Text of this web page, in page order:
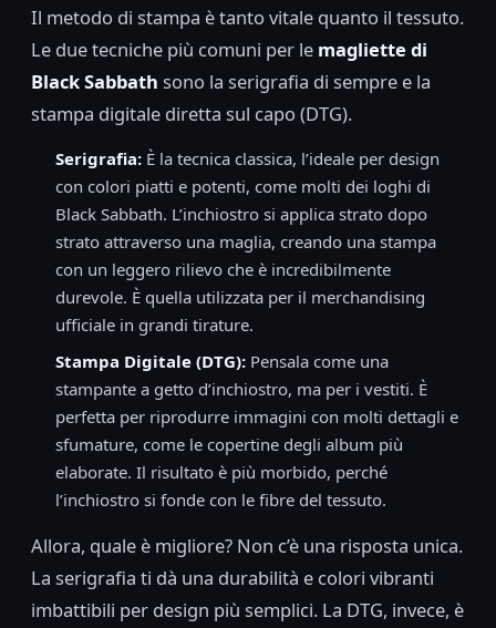
Il metodo di stampa è tanto vitale quanto il tessuto.
Le due tecniche più comuni per le magliette di
Black Sabbath sono la serigrafia di sempre e la
stampa digitale diretta sul capo (DTG).
Serigrafia: È la tecnica classica, l’ideale per design
con colori piatti e potenti, come molti dei loghi di
Black Sabbath. L’inchiostro si applica strato dopo
strato attraverso una maglia, creando una stampa
con un leggero rilievo che è incredibilmente
durevole. È quella utilizzata per il merchandising
ufficiale in grandi tirature.
Stampa Digitale (DTG): Pensala come una
stampante a getto d’inchiostro, ma per i vestiti. È
perfetta per riprodurre immagini con molti dettagli e
sfumature, come le copertine degli album più
elaborate. Il risultato è più morbido, perché
l’inchiostro si fonde con le fibre del tessuto.
Allora, quale è migliore? Non c’è una risposta unica.
La serigrafia ti dà una durabilità e colori vibranti
imbattibili per design più semplici. La DTG, invece, è